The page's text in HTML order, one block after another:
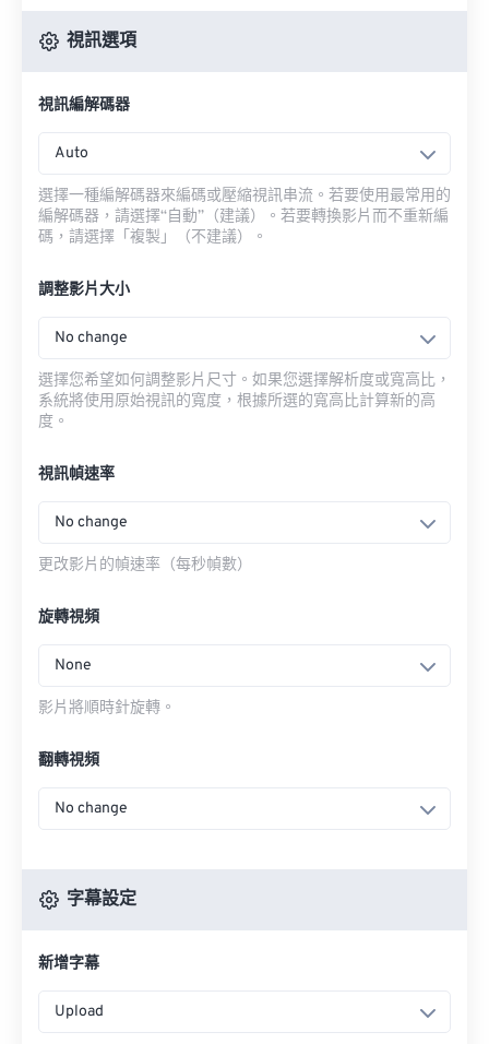
視訊選項
視訊編解碼器
Auto
選擇一種編解碼器來編碼或壓縮視訊串流。若要使用最常用的
編解碼器，請選擇“自動”（建議）。若要轉換影片而不重新編
碼，請選擇「複製」（不建議）。
調整影片大小
No change
選擇您希望如何調整影片尺寸。如果您選擇解析度或寬高比，
系統將使用原始視訊的寬度，根據所選的寬高比計算新的高
度。
視訊幀速率
No change
更改影片的幀速率（每秒幀數）
旋轉視頻
None
影片將順時針旋轉。
翻轉視頻
No change
字幕設定
新增字幕
Upload